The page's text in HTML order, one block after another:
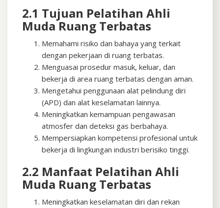
2.1 Tujuan Pelatihan Ahli
Muda Ruang Terbatas
Memahami risiko dan bahaya yang terkait
dengan pekerjaan di ruang terbatas.
Menguasai prosedur masuk, keluar, dan
bekerja di area ruang terbatas dengan aman.
Mengetahui penggunaan alat pelindung diri
(APD) dan alat keselamatan lainnya.
Meningkatkan kemampuan pengawasan
atmosfer dan deteksi gas berbahaya.
Mempersiapkan kompetensi profesional untuk
bekerja di lingkungan industri berisiko tinggi.
2.2 Manfaat Pelatihan Ahli
Muda Ruang Terbatas
Meningkatkan keselamatan diri dan rekan